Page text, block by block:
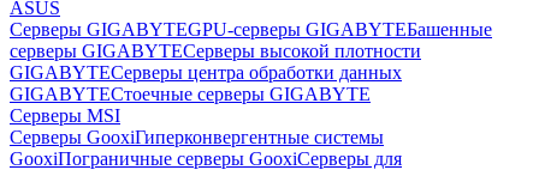
ASUS
Серверы GIGABYTEGPU-серверы GIGABYTEБашенные
серверы GIGABYTEСерверы высокой плотности
GIGABYTEСерверы центра обработки данных
GIGABYTEСтоечные серверы GIGABYTE
Серверы MSI
Серверы GooxiГиперконвергентные системы
GooxiПограничные серверы GooxiСерверы для